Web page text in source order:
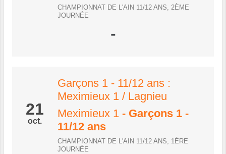
CHAMPIONNAT DE L'AIN 11/12 ANS, 2ÈME
JOURNÉE
-
21
oct.
Garçons 1 - 11/12 ans :
Meximieux 1 / Lagnieu
Meximieux 1 - Garçons 1 -
11/12 ans
CHAMPIONNAT DE L'AIN 11/12 ANS, 1ÈRE
JOURNÉE